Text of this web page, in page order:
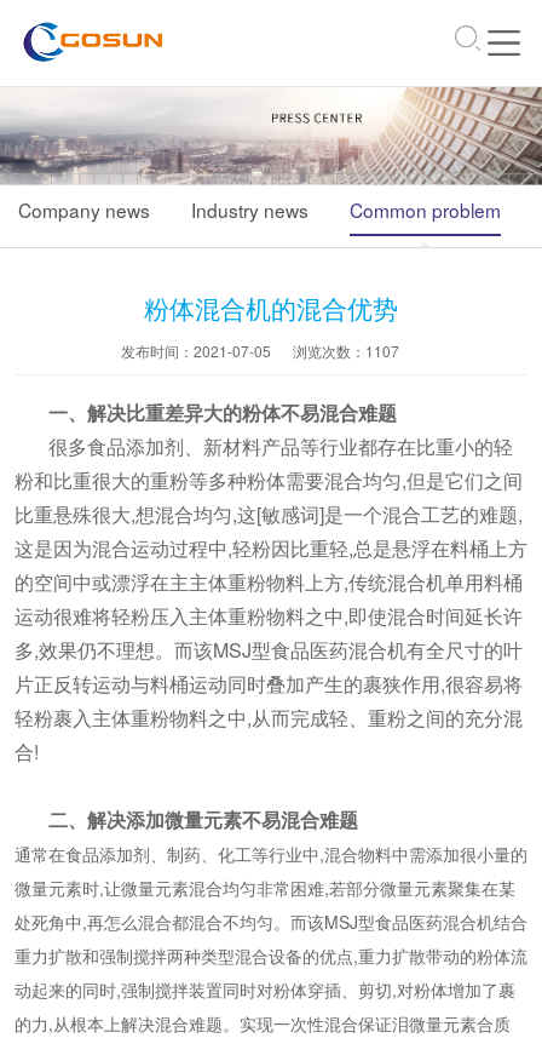
Company news Industry news Common problem
粉体混合机的混合优势
发布时间：2021-07-05 浏览次数： 1107
一、解决比重差异大的粉体不易混合难题
很多食品添加剂、新材料产品等行业都存在比重小的轻
粉和比重很大的重粉等多种粉体需要混合均匀,但是它们之间
比重悬殊很大,想混合均匀,这[敏感词]是一个混合工艺的难题,
这是因为混合运动过程中,轻粉因比重轻,总是悬浮在料桶上方
的空间中或漂浮在主主体重粉物料上方,传统混合机单用料桶
运动很难将轻粉压入主体重粉物料之中,即使混合时间延长许
多,效果仍不理想。而该MSJ型食品医药混合机有全尺寸的叶
片正反转运动与料桶运动同时叠加产生的裹狭作用,很容易将
轻粉裹入主体重粉物料之中,从而完成轻、重粉之间的充分混
合!
二、解决添加微量元素不易混合难题
通常在食品添加剂、制药、化工等行业中,混合物料中需添加很小量的
微量元素时,让微量元素混合均匀非常困难,若部分微量元素聚集在某
处死角中,再怎么混合都混合不均匀。而该MSJ型食品医药混合机结合
重力扩散和强制搅拌两种类型混合设备的优点,重力扩散带动的粉体流
动起来的同时,强制搅拌装置同时对粉体穿插、剪切,对粉体增加了裹
的力,从根本上解决混合难题。实现一次性混合保证泪微量元素合质